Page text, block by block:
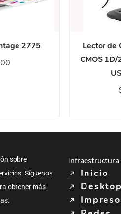
2775
Lector de
CMOS 1D/
sobre
Síguenos
obtener más
Infraestructura
Inicio